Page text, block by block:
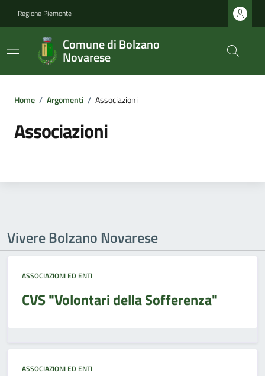
Regione Piemonte
Comune di Bolzano
Novarese
Home / Argomenti / Associazioni
Associazioni
Vivere Bolzano Novarese
ASSOCIAZIONI ED ENTI
CVS "Volontari della Sofferenza"
ASSOCIAZIONI ED ENTI